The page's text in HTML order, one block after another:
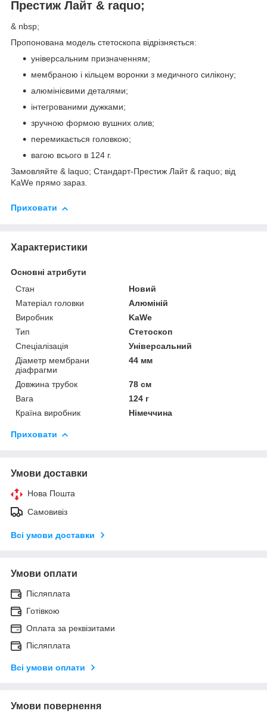
Престиж Лайт & raquo;
& nbsp;
Пропонована модель стетоскопа відрізняється:
універсальним призначенням;
мембраною і кільцем воронки з медичного силікону;
алюмінієвими деталями;
інтегрованими дужками;
зручною формою вушних олив;
перемикається головкою;
вагою всього в 124 г.
Замовляйте & laquo; Стандарт-Престиж Лайт & raquo; від
KaWe прямо зараз.
Приховати
Характеристики
Основні атрибути
Стан
Новий
Матеріал головки
Алюміній
Виробник
KaWe
Тип
Стетоскоп
Спеціалізація
Універсальний
Діаметр мембрани
діафрагми
44 мм
Довжина трубок
78 см
Вага
124 г
Країна виробник
Німеччина
Приховати
Умови доставки
Нова Пошта
Самовивіз
Всі умови доставки
Умови оплати
Післяплата
Готівкою
Оплата за реквізитами
Післяплата
Всі умови оплати
Умови повернення